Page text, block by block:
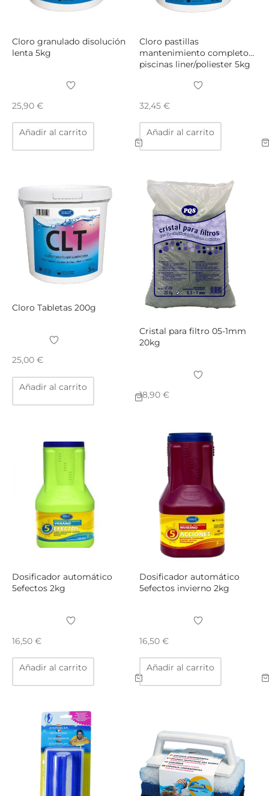
Cloro granulado disolución
lenta 5kg
25,90 €
Añadir al carrito
Cloro pastillas
mantenimiento completo
piscinas liner/poliester 5kg
32,45 €
Añadir al carrito
Cloro Tabletas 200g
25,00 €
Añadir al carrito
Cristal para filtro 05-1mm
20kg
18,90 €
Dosificador automático
5efectos 2kg
16,50 €
Añadir al carrito
Dosificador automático
5efectos invierno 2kg
16,50 €
Añadir al carrito